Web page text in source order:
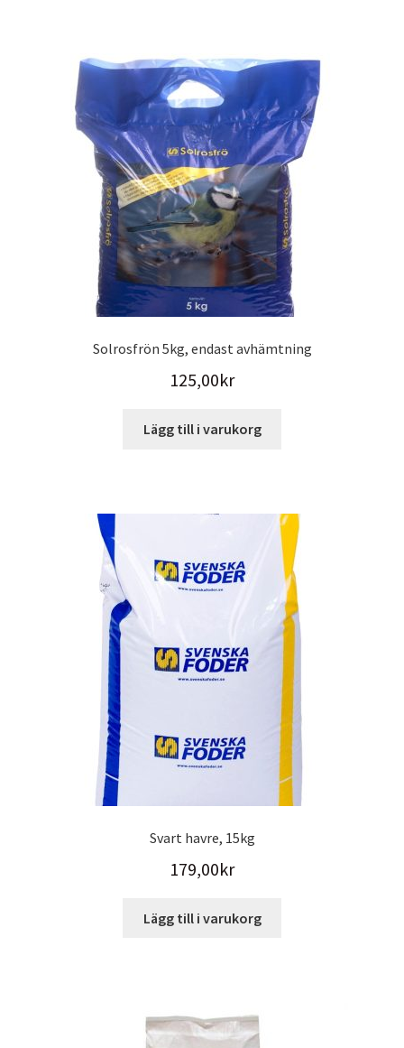
Solrosfrön 5kg, endast avhämtning
125,00kr
Lägg till i varukorg
Svart havre, 15kg
179,00kr
Lägg till i varukorg